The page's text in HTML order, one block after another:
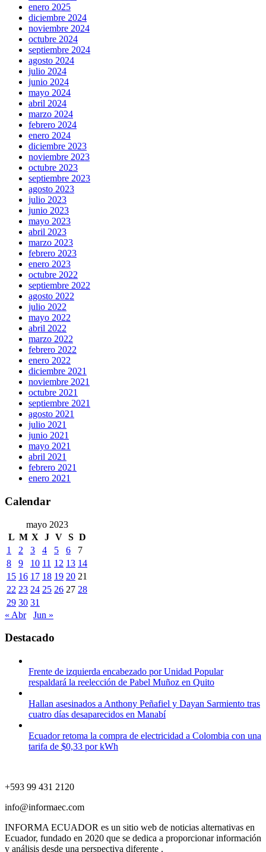
enero 2025
diciembre 2024
noviembre 2024
octubre 2024
septiembre 2024
agosto 2024
julio 2024
junio 2024
mayo 2024
abril 2024
marzo 2024
febrero 2024
enero 2024
diciembre 2023
noviembre 2023
octubre 2023
septiembre 2023
agosto 2023
julio 2023
junio 2023
mayo 2023
abril 2023
marzo 2023
febrero 2023
enero 2023
octubre 2022
septiembre 2022
agosto 2022
julio 2022
mayo 2022
abril 2022
marzo 2022
febrero 2022
enero 2022
diciembre 2021
noviembre 2021
octubre 2021
septiembre 2021
agosto 2021
julio 2021
junio 2021
mayo 2021
abril 2021
febrero 2021
enero 2021
Calendar
mayo 2023
L M X J V S D
1
2 3 4 5 6
7
8
9 10 11 12 13 14
15 16 17 18 19 20 21
22 23 24 25 26 27 28
29 30 31
« Abr
Jun »
Destacado
Frente de izquierda encabezado por Unidad Popular
respaldará la reelección de Pabel Muñoz en Quito
Hallan asesinados a Anthony Peñafiel y Dayan Sarmiento tras
cuatro días desaparecidos en Manabí
Ecuador retoma la compra de electricidad a Colombia con una
tarifa de $0,33 por kWh
+593 99 431 2120
info@informaec.com
INFORMA ECUADOR es un sitio web de noticias alternativas en
Ecuador, fundado en 2020 que se dedica a proporcionar información
y análisis desde una perspectiva diferente .